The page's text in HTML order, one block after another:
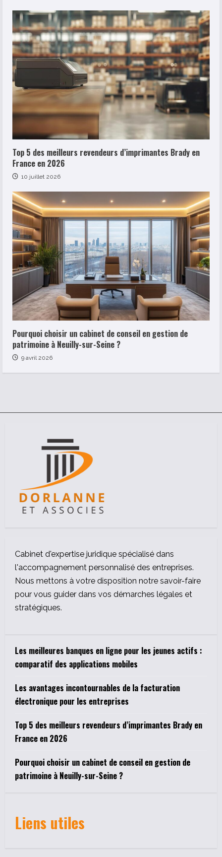
Top 5 des meilleurs revendeurs d’imprimantes Brady en
France en 2026
10 juillet 2026
Pourquoi choisir un cabinet de conseil en gestion de
patrimoine à Neuilly-sur-Seine ?
9 avril 2026
Cabinet d'expertise juridique spécialisé dans
l'accompagnement personnalisé des entreprises.
Nous mettons à votre disposition notre savoir-faire
pour vous guider dans vos démarches légales et
stratégiques.
Les meilleures banques en ligne pour les jeunes actifs :
comparatif des applications mobiles
Les avantages incontournables de la facturation
électronique pour les entreprises
Top 5 des meilleurs revendeurs d’imprimantes Brady en
France en 2026
Pourquoi choisir un cabinet de conseil en gestion de
patrimoine à Neuilly-sur-Seine ?
Liens utiles